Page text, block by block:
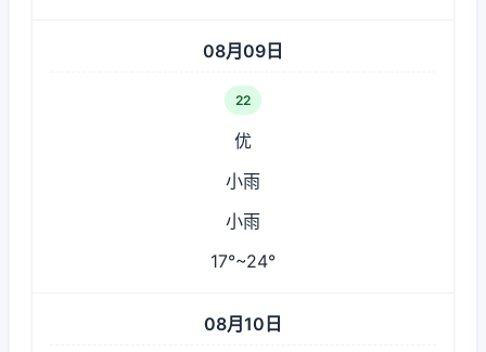
08月09日
22
优
小雨
小雨
17°~24°
08月10日